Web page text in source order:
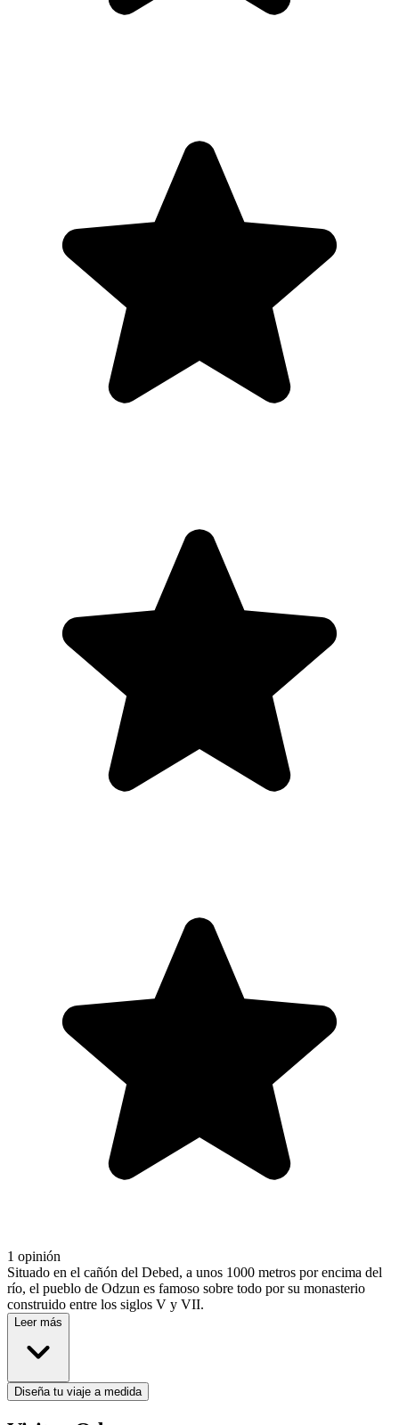
1 opinión
Situado en el cañón del Debed, a unos 1000 metros por encima del
río, el pueblo de Odzun es famoso sobre todo por su monasterio
construido entre los siglos V y VII.
Leer más
Diseña tu viaje a medida